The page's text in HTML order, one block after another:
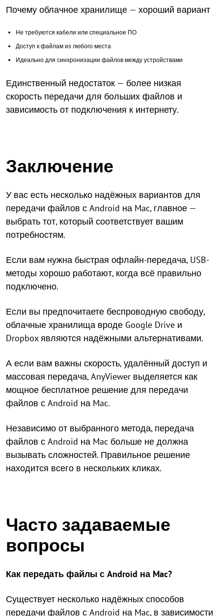
Почему облачное хранилище — хороший вариант
Не требуются кабели или специальное ПО
Доступ к файлам из любого места
Идеально для синхронизации файлов между устройствами
Единственный недостаток — более низкая
скорость передачи для больших файлов и
зависимость от подключения к интернету.
Заключение
У вас есть несколько надёжных вариантов для
передачи файлов с Android на Mac, главное —
выбрать тот, который соответствует вашим
потребностям.
Если вам нужна быстрая офлайн-передача, USB-
методы хорошо работают, когда всё правильно
подключено.
Если вы предпочитаете беспроводную свободу,
облачные хранилища вроде Google Drive и
Dropbox являются надёжными альтернативами.
А если вам важны скорость, удалённый доступ и
массовая передача, AnyViewer выделяется как
мощное бесплатное решение для передачи
файлов с Android на Mac.
Независимо от выбранного метода, передача
файлов с Android на Mac больше не должна
вызывать сложностей. Правильное решение
находится всего в нескольких кликах.
Часто задаваемые
вопросы
Как передать файлы с Android на Mac?
Существует несколько надёжных способов
передачи файлов с Android на Mac, в зависимости